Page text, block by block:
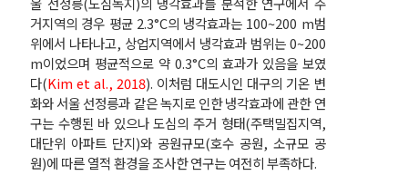
거지역의 경우 평균 2.3°C의 냉각효과는 100~200 m범
위에서 나타나고, 상업지역에서 냉각효과 범위는 0~200
m이었으며 평균적으로 약 0.3°C의 효과가 있음을 보였
다(Kim et al., 2018). 이처럼 대도시인 대구의 기온 변
화와 서울 선정릉과 같은 녹지로 인한 냉각효과에 관한 연
구는 수행된 바 있으나 도심의 주거 형태(주택밀집지역,
대단위 아파트 단지)와 공원규모(호수 공원, 소규모 공
원)에 따른 열적 환경을 조사한 연구는 여전히 부족하다.